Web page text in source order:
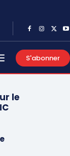
S'abonner
le